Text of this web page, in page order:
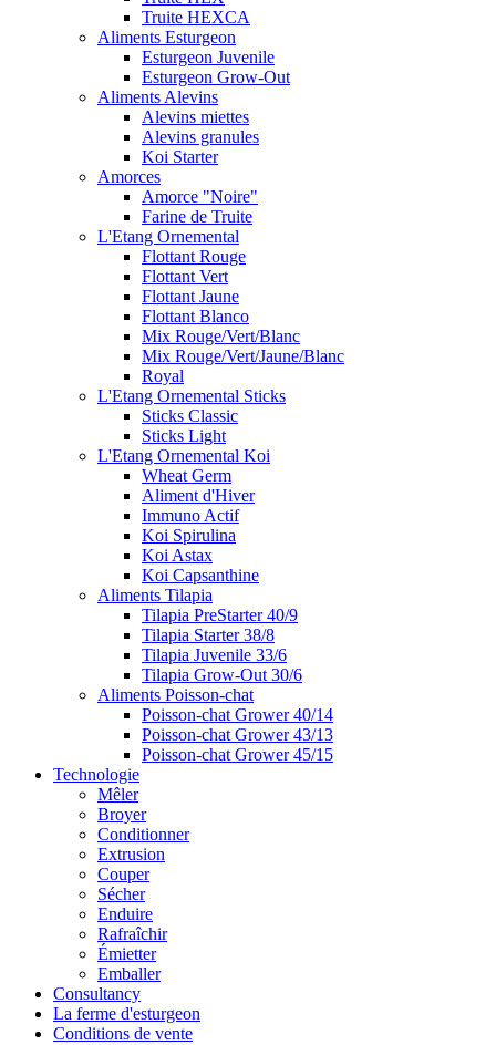
Truite HEXCA
Aliments Esturgeon
Esturgeon Juvenile
Esturgeon Grow-Out
Aliments Alevins
Alevins miettes
Alevins granules
Koi Starter
Amorces
Amorce "Noire"
Farine de Truite
L'Etang Ornemental
Flottant Rouge
Flottant Vert
Flottant Jaune
Flottant Blanco
Mix Rouge/Vert/Blanc
Mix Rouge/Vert/Jaune/Blanc
Royal
L'Etang Ornemental Sticks
Sticks Classic
Sticks Light
L'Etang Ornemental Koi
Wheat Germ
Aliment d'Hiver
Immuno Actif
Koi Spirulina
Koi Astax
Koi Capsanthine
Aliments Tilapia
Tilapia PreStarter 40/9
Tilapia Starter 38/8
Tilapia Juvenile 33/6
Tilapia Grow-Out 30/6
Aliments Poisson-chat
Poisson-chat Grower 40/14
Poisson-chat Grower 43/13
Poisson-chat Grower 45/15
Technologie
Mêler
Broyer
Conditionner
Extrusion
Couper
Sécher
Enduire
Rafraîchir
Émietter
Emballer
Consultancy
La ferme d'esturgeon
Conditions de vente